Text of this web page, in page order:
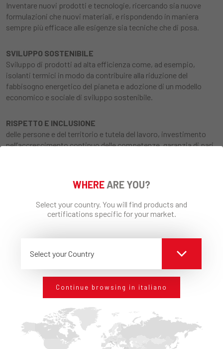
Inventare nuovi prodotti e tecnologie, ricercando sia nuove
formulazioni che nuovi materiali, e rispondendo in maniera
sempre più efficace alle esigenze sia tecniche che di posa.
SVILUPPO SOSTENIBILE
Sviluppo di prodotti ad alta efficienza come, ad esempio,
isolanti termici in modo da contribuire alla riduzione del
fabbisogno energetico del pianeta e adozione di un modello
economico e sociale di sviluppo sostenibile.
RISPETTO E INCLUSIONE
delle persone e del territorio e tutela del lavoro, investimento
nell’accrescimento continuo delle competenze, garanzia di pari
LEGALITÀ E TRASPARENZA
Rispetto di leggi, di regolamenti, di contratti di lavoro ed altre
infiltrazione mafiosa e malavitosa.
professionalità del personale.
COLLABORAZIONE
Coinvolgere i fornitori in merito ai valori fondamentali
dell’azienda e i partner nazionali ed internazionali e nella
diffusione della nostra tecnologia.
WHERE ARE YOU?
Select your country. You will find products and
certifications specific for your market.
Select your Country
Continue browsing in italiano